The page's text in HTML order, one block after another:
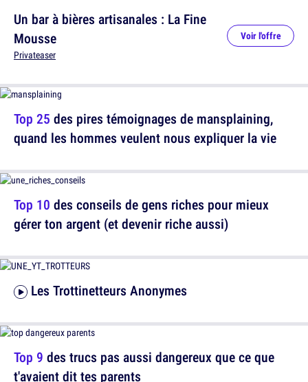
Un bar à bières artisanales : La Fine
Mousse
Privateaser
Voir l'offre
Top 10 des conseils de gens riches pour mieux
gérer ton argent (et devenir riche aussi)
Top 9 des trucs pas aussi dangereux que ce que
t'avaient dit tes parents
Top 25 des pires témoignages de mansplaining,
quand les hommes veulent nous expliquer la vie
Les Trottinetteurs Anonymes